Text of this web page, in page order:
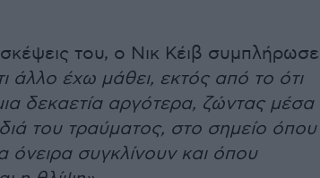
του, ο Νικ Κέιβ
άλλο έχω μάθει, εκτός από το ότι
δεκαετία αργότερα, ζώντας μέσα
του τραύματος, στο σημείο όπου
όνειρα συγκλίνουν και όπου